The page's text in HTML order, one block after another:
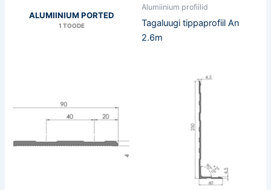
ALUMIINIUM PORTED
1 TOODE
Alumiinium profiilid
Tagaluugi tippaprofiil An
2.6m